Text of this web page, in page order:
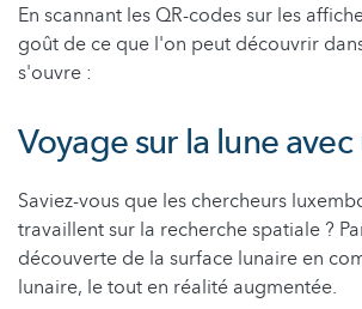
En scannant les QR-codes sur les
goût de ce que l'on peut découvrir
s'ouvre :
Voyage sur la lune
Saviez-vous que les chercheurs
travaillent sur la recherche spatiale ?
découverte de la surface lunaire en
lunaire, le tout en réalité augmentée.